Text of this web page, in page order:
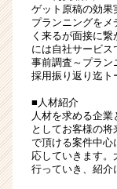
ゲット原稿の効果
プランニングを
く来るが面接に
には自社サービス
事前調査～プラン
採用振り返り迄ト
■人材紹介
人材を求める企
としてお客様の
で頂ける案件中心
応していきます。
行っていき、紹介